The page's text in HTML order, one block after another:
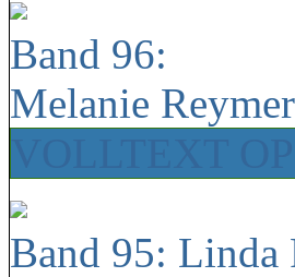
Band 96:
Melanie Reymer
Band 95: Linda